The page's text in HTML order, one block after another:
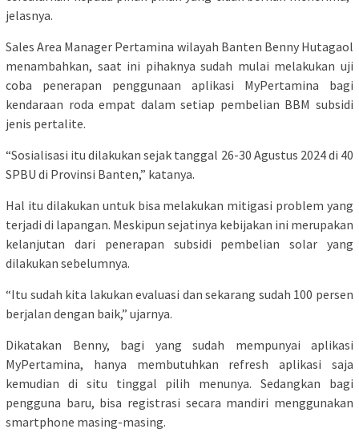
jelasnya.
Sales Area Manager Pertamina wilayah Banten Benny Hutagaol
menambahkan, saat ini pihaknya sudah mulai melakukan uji
coba penerapan penggunaan aplikasi MyPertamina bagi
kendaraan roda empat dalam setiap pembelian BBM subsidi
jenis pertalite.
“Sosialisasi itu dilakukan sejak tanggal 26-30 Agustus 2024 di 40
SPBU di Provinsi Banten,” katanya.
Hal itu dilakukan untuk bisa melakukan mitigasi problem yang
terjadi di lapangan. Meskipun sejatinya kebijakan ini merupakan
kelanjutan dari penerapan subsidi pembelian solar yang
dilakukan sebelumnya.
“Itu sudah kita lakukan evaluasi dan sekarang sudah 100 persen
berjalan dengan baik,” ujarnya.
Dikatakan Benny, bagi yang sudah mempunyai aplikasi
MyPertamina, hanya membutuhkan refresh aplikasi saja
kemudian di situ tinggal pilih menunya. Sedangkan bagi
pengguna baru, bisa registrasi secara mandiri menggunakan
smartphone masing-masing.